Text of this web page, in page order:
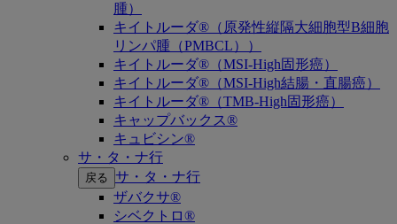
腫）
キイトルーダ®（原発性縦隔大細胞型B細胞
リンパ腫（PMBCL））
キイトルーダ®（MSI-High固形癌）
キイトルーダ®（MSI-High結腸・直腸癌）
キイトルーダ®（TMB-High固形癌）
キャップバックス®
キュビシン®
サ・タ・ナ行
戻る サ・タ・ナ行
ザバクサ®
シベクトロ®